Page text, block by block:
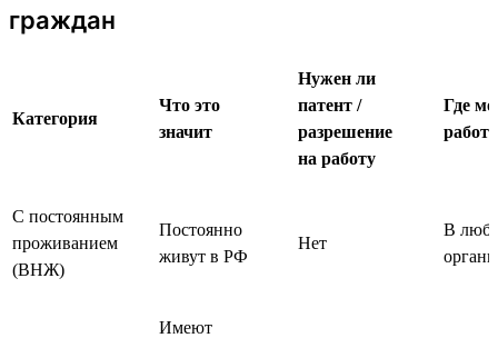
граждан
Категория
Что это
значит
Нужен ли
патент /
разрешение
на работу
Где
С постоянным
проживанием
(ВНЖ)
Постоянно
живут в РФ
Нет
В
Имеют